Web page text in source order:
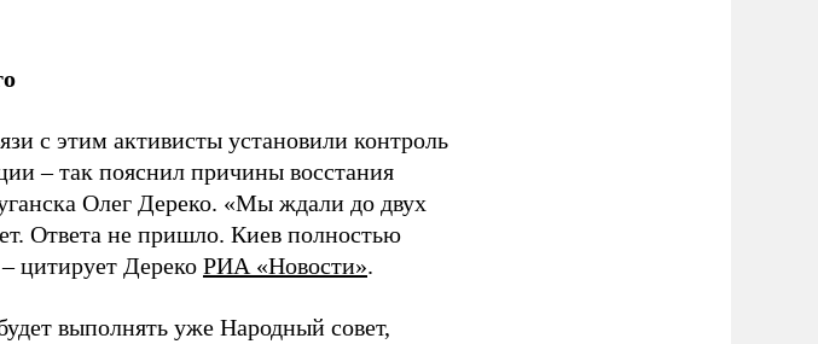
с этим активисты установили контроль
– так пояснил причины восстания
Олег Дереко. «Мы ждали до двух
Ответа не пришло. Киев полностью
цитирует Дереко РИА «Новости».
выполнять уже Народный совет,